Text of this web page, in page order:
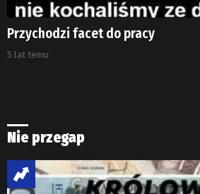
Przychodzi facet do pracy
5 lat temu
Nie przegap